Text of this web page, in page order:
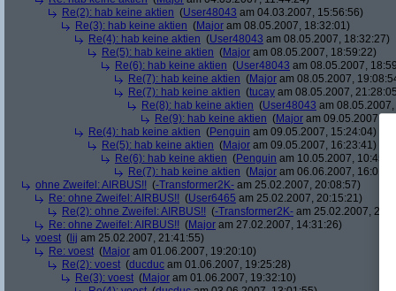
Re(2): hab keine aktien (User48043 am 04.03.2007, 15:56:56)
Re(3): hab keine aktien (Major am 08.05.2007, 18:32:01)
Re(4): hab keine aktien (User48043 am 08.05.2007, 18:32:27)
Re(5): hab keine aktien (Major am 08.05.2007, 18:59:22)
Re(6): hab keine aktien (User48043 am 08.05.2007,
Re(7): hab keine aktien (Major am 08.05.2007,
Re(7): hab keine aktien (tucay am 08.05.2007,
Re(8): hab keine aktien (User48043 am
Re(9): hab keine aktien (Major am 09.05.2007,
Re(4): hab keine aktien (Penguin am 09.05.2007, 15:24:04)
Re(5): hab keine aktien (Major am 09.05.2007, 16:23:41)
Re(6): hab keine aktien (Penguin am 10.05.2007,
Re(7): hab keine aktien (Major am 06.06.2007,
ohne Zweifel: AIRBUS!! (-Transformer2K- am 25.02.2007, 20:08:57)
Re: ohne Zweifel: AIRBUS!! (User6465 am 25.02.2007, 20:15:21)
Re(2): ohne Zweifel: AIRBUS!! (-Transformer2K- am 25.02.2007,
Re: ohne Zweifel: AIRBUS!! (Major am 27.02.2007, 14:31:26)
voest ( lij am 25.02.2007, 21:41:55)
Re: voest (Major am 01.06.2007, 19:20:10)
Re(2): voest (ducduc am 01.06.2007, 19:25:28)
Re(3): voest (Major am 01.06.2007, 19:32:10)